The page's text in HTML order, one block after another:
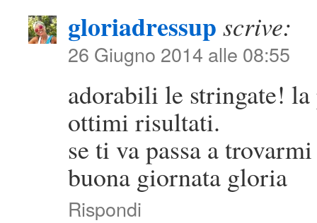
gloriadressup scrive:
26 Giugno 2014 alle 08:55
adorabili le stringate! la
ottimi risultati.
se ti va passa a
buona giornata gloria
Rispondi